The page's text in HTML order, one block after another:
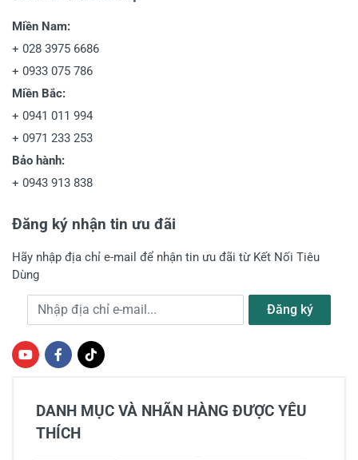
Miền Nam:
+ 028 3975 6686
+ 0933 075 786
Miền Bắc:
+ 0941 011 994
+ 0971 233 253
Bảo hành:
+ 0943 913 838
Đăng ký nhận tin ưu đãi
Hãy nhập địa chỉ e-mail để nhận tin ưu đãi từ Kết Nối Tiêu
Dùng
Địa chỉ e-mail Đăng ký
DANH MỤC VÀ NHÃN HÀNG ĐƯỢC YÊU
THÍCH